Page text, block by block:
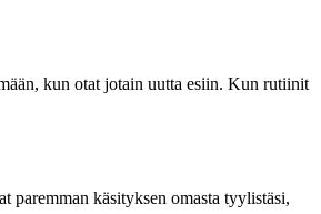
kun otat jotain uutta esiin. Kun rutiinit
paremman käsityksen omasta tyylistäsi,